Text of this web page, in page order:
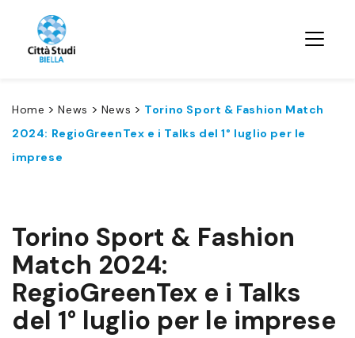
Home >News > News > Torino Sport & Fashion Match
2024: RegioGreenTex e i Talks del 1° luglio per le
imprese
Torino Sport & Fashion
Match 2024:
RegioGreenTex e i Talks
del 1° luglio per le imprese